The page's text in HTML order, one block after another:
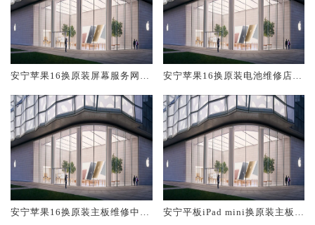
安宁苹果16换原装屏幕服务网点
安宁苹果16换原装电池维修店大
安宁苹果16换原装主板维修中心
安宁平板iPad mini换原装主板维